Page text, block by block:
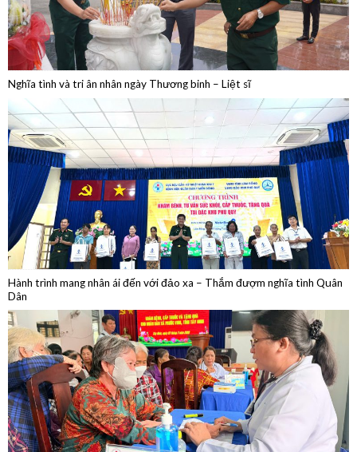
Nghĩa tình và tri ân nhân ngày Thương binh – Liệt sĩ
Hành trình mang nhân ái đến với đảo xa – Thắm đượm nghĩa tình Quân
Dân
Khám bệnh, cấp thuốc, tặng quà trên tuyến biên giới Tây Ninh